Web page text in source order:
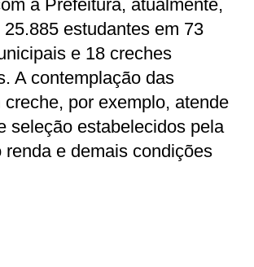
a Prefeitura, atualmente,
estudantes em 73
e 18 creches
A contemplação das
creche, por exemplo, atende
seleção estabelecidos pela
renda e demais condições